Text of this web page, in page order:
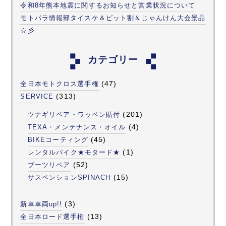
令和8年熊本地震に関するお知らせと営業状況について
モトパラ情報部タイスケ＆ピット割＆じゃんけん大会景品
☆彡
カテゴリー
全日本モトクロス選手権 (47)
SERVICE (313)
ツナギリペア・ワッペン貼付 (201)
TEXA・メンテナンス・オイル (4)
BIKEコーティング (45)
レンタルバイク★モタード★ (1)
ブーツリペア (52)
サスペンションSPINACH (15)
新車車両up!! (3)
全日本ロード選手権 (13)